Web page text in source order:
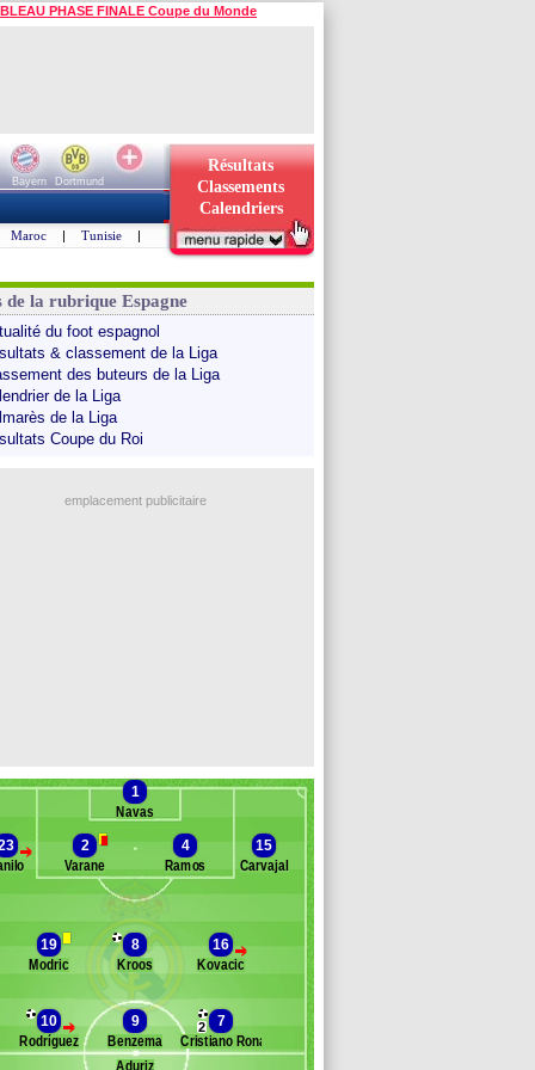
PHASE FINALE Coupe du Monde
Bayern
Dortmund
Résultats
Classements
Calendriers
Maroc | Tunisie |
de la rubrique Espagne
du foot espagnol
& classement de la Liga
des buteurs de la Liga
de la Liga
de la Liga
Coupe du Roi
emplacement publicitaire
Banc des remplaçants Real Madrid
1
Navas
>
2
Varane
4
Ramos
15
Carvajal
19
Modric
8
Kroos
>
16
Kovacic
>
10
Rodríguez
9
Benzema
2
7
Cristiano Ronaldo
Aduriz